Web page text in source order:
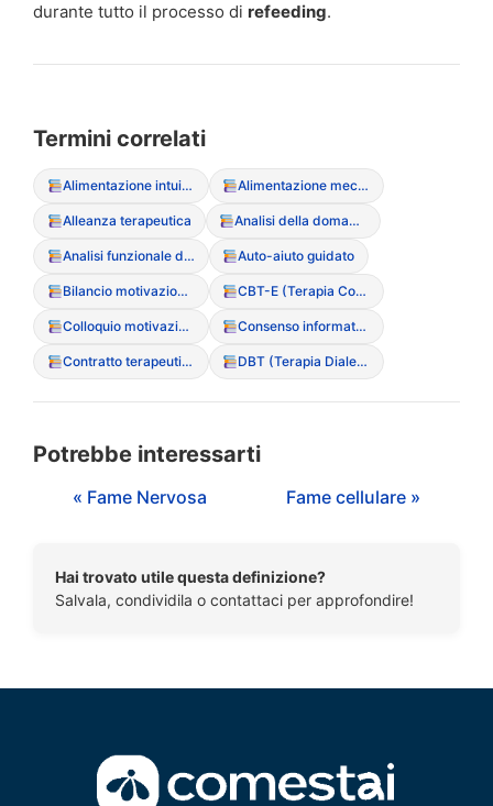
durante tutto il processo di refeeding.
Termini correlati
Alimentazione intuitiva (Intuitive Eating) Alimentazione meccanica
Alleanza terapeutica Analisi della domanda
Analisi funzionale del sintomo Auto-aiuto guidato
Bilancio motivazionale CBT-E (Terapia Cognitivo Comportamentale Migliorata)
Colloquio motivazionale Consenso informato (particolarit? nei minori)
Contratto terapeutico DBT (Terapia Dialettico Comportamentale)
Potrebbe interessarti
« Fame Nervosa Fame cellulare »
Hai trovato utile questa definizione?
Salvala, condividila o contattaci per approfondire!